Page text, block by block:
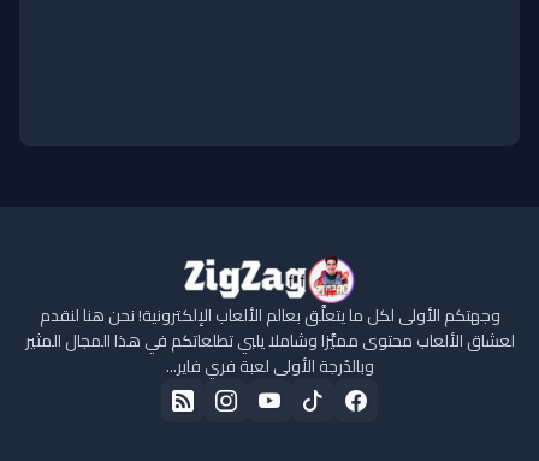
وجهتكم الأولى لكل ما يتعلَّق بعالم الألعاب الإلكترونية! نحن هنا لنقدم
لعشاق الألعاب محتوى مميَّزا وشاملا يلبي تطلعاتكم في هذا المجال المثير
وبالدّرجة الأولى لعبة فري فاير...